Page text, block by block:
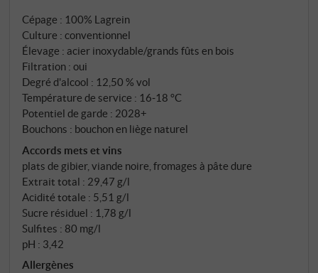
parfaitement son expression, laissant une sensation
dynamique et garantissant une grande facilité de
dégustation. SUPERIORE.DE
Cépage : 100% Lagrein
Culture : conventionnel
Élevage : acier inoxydable/grands fûts en bois
Filtration : oui
Degré d'alcool : 12,50 % vol
Température de service : 16‑18 °C
Potentiel de garde : 2028+
Bouchons : bouchon en liège naturel
Accords mets et vins
plats de gibier, viande noire, fromages à pâte dure
Extrait total : 29,47 g/l
Acidité totale : 5,51 g/l
Sucre résiduel : 1,78 g/l
Sulfites : 80 mg/l
pH : 3,42
Allergènes